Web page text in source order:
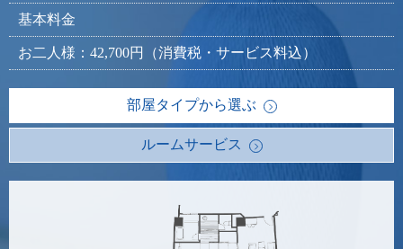
基本料金
お二人様：42,700円（消費税・サービス料込）
部屋タイプから選ぶ
ルームサービス